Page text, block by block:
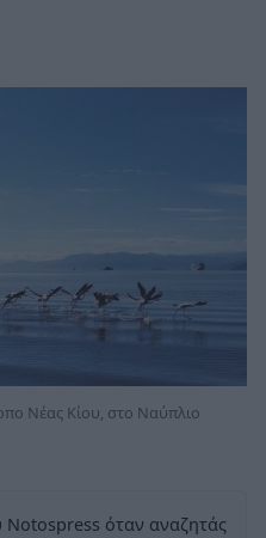
Νέας Κίου, στο Ναύπλιο
όταν αναζητάς